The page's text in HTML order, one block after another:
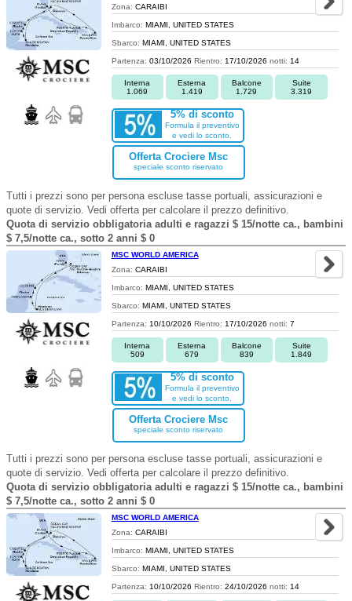
Zona: CARAIBI
Imbarco: MIAMI, UNITED STATES
Sbarco: MIAMI, UNITED STATES
Partenza: 03/10/2026 Rientro: 17/10/2026 notti: 14
Interna
1.069
Esterna
1.419
Balcone
1.729
Suite
3.319
5% di sconto
Formula il preventivo
e vedi lo sconto.
Offerta Crociere Msc
speciale sconto riservato
Tutti i prezzi sono per persona escluse tasse portuali, assicurazioni e
quote di servizio. Vedi offerta per calcolare il prezzo definitivo.
Quota di servizio obbligatoria adulti e ragazzi $ 15/notte ca., bambini
$ 7,5/notte ca., sotto 2 anni $ 0
MSC WORLD AMERICA
Zona: CARAIBI
Imbarco: MIAMI, UNITED STATES
Sbarco: MIAMI, UNITED STATES
Partenza: 10/10/2026 Rientro: 17/10/2026 notti: 7
Interna
509
Esterna
679
Balcone
839
Suite
1.849
5% di sconto
Formula il preventivo
e vedi lo sconto.
Offerta Crociere Msc
speciale sconto riservato
Tutti i prezzi sono per persona escluse tasse portuali, assicurazioni e
quote di servizio. Vedi offerta per calcolare il prezzo definitivo.
Quota di servizio obbligatoria adulti e ragazzi $ 15/notte ca., bambini
$ 7,5/notte ca., sotto 2 anni $ 0
MSC WORLD AMERICA
Zona: CARAIBI
Imbarco: MIAMI, UNITED STATES
Sbarco: MIAMI, UNITED STATES
Partenza: 10/10/2026 Rientro: 24/10/2026 notti: 14